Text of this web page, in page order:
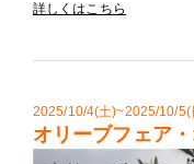
詳しくはこちら
2025/10/4(土)~2025/10/5(
オリーブフェア